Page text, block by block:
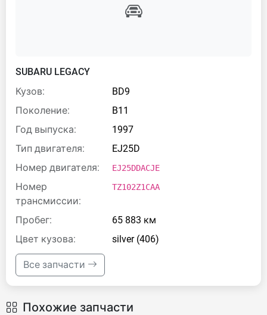
SUBARU LEGACY
Кузов:
BD9
Поколение:
B11
Год выпуска:
1997
Тип двигателя:
EJ25D
Номер двигателя:
EJ25DDACJE
Номер
трансмиссии:
TZ102Z1CAA
Пробег:
65 883 км
Цвет кузова:
silver (406)
Все запчасти
Похожие запчасти